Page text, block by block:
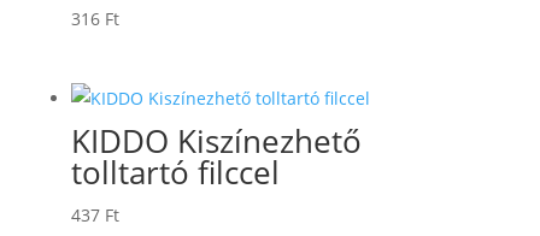
316 Ft
KIDDO Kiszínezhető
tolltartó filccel
437 Ft